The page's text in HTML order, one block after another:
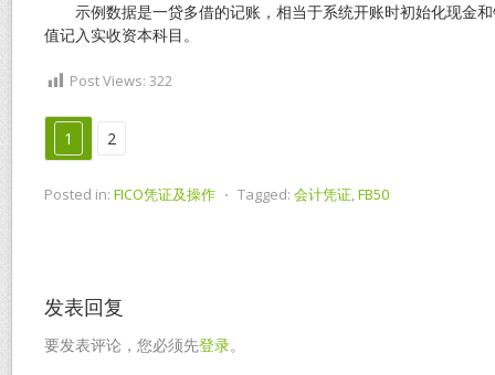
示例数据是一贷多借的记账，相当于系统开账时初始化现金和
值记入实收资本科目。
Post Views: 322
1 2
Posted in: FICO凭证及操作 ⋅ Tagged: 会计凭证 FB50
发表回复
要发表评论，您必须先登录。